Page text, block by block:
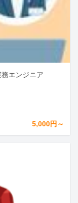
エンジニア
5,000円～